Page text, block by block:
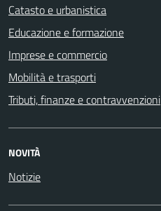
Catasto e urbanistica
Educazione e formazione
Imprese e commercio
Mobilità e trasporti
Tributi, finanze e contravvenzioni
NOVITÀ
Notizie